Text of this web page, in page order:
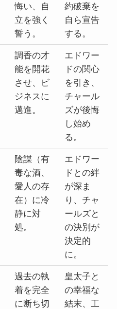
悔い、自
立を強く
誓う。
約破棄を
自ら宣告
する。
調香の才
能を開花
させ、ビ
ジネスに
邁進。
エドワー
ドの関心
を引き、
チャール
ズが後悔
し始め
る。
陰謀（有
毒な酒、
愛人の存
在）に冷
静に対
処。
エドワー
ドとの絆
が深ま
り、チャ
ールズと
の決別が
決定的
に。
過去の執
着を完全
に断ち切
皇太子と
の幸福な
結末、工